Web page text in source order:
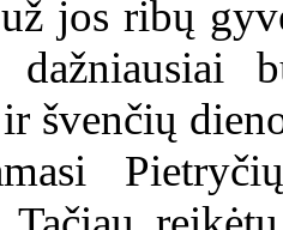
jos ribų
dažniausiai
švenčių